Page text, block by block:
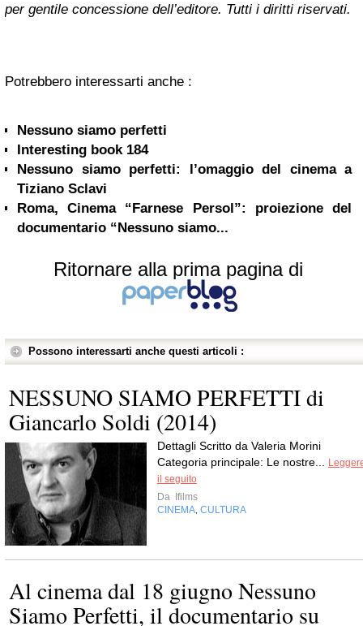
per gentile concessione dell’editore. Tutti i diritti riservati.
Potrebbero interessarti anche :
Nessuno siamo perfetti
Interesting book 184
Nessuno siamo perfetti: l’omaggio del cinema a
Tiziano Sclavi
Roma, Cinema “Farnese Persol”: proiezione del
documentario “Nessuno siamo...
Ritornare alla prima pagina di
Possono interessarti anche questi articoli :
NESSUNO SIAMO PERFETTI di
Giancarlo Soldi (2014)
Dettagli Scritto da Valeria Morini
Categoria principale: Le nostre...
il seguito
Da Ifilms
CINEMA CULTURA
Al cinema dal 18 giugno Nessuno
Siamo Perfetti, il documentario su